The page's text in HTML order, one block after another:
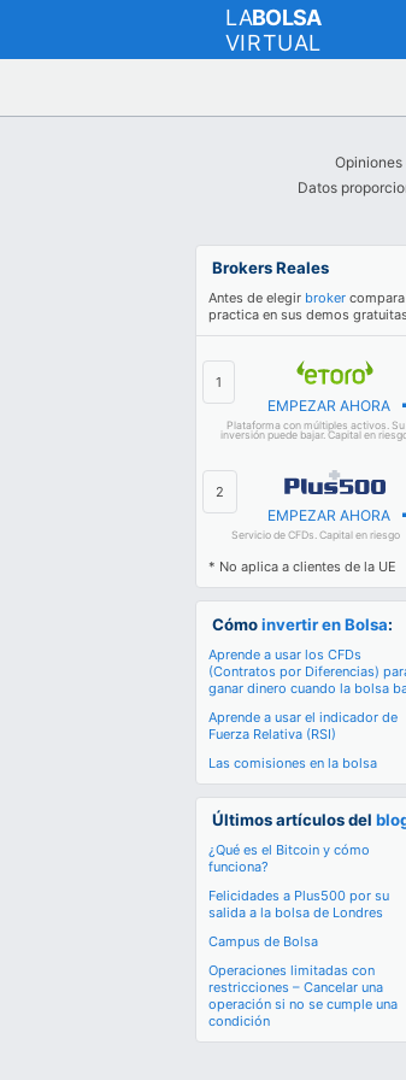
LABOLSA
VIRTUAL
Datos
Brokers Reales
Antes de elegir broker
practica en sus demos
EMPEZAR AHORA
Plataforma con múltiples activos. Su
inversión puede bajar. Capital en
EMPEZAR AHORA
Servicio de CFDs. Capital en riesgo
* No aplica a clientes de la UE
Cómoinvertir en Bolsa:
Aprende a usar los CFDs
(Contratos por Diferencias)
ganar dinero cuando la bolsa
Aprende a usar el indicador de
Fuerza Relativa (RSI)
Las comisiones en la bolsa
Últimos artículos del
¿Qué es el Bitcoin y cómo
funciona?
Felicidades a Plus500 por su
salida a la bolsa de Londres
Campus de Bolsa
Operaciones limitadas con
restricciones – Cancelar una
operación si no se cumple una
condición